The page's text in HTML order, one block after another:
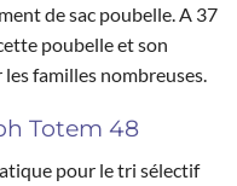
de sac poubelle. A 37
poubelle et son
familles nombreuses.
Totem 48
pour le tri sélectif